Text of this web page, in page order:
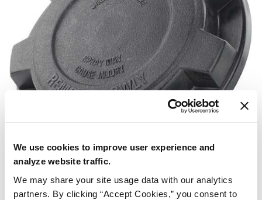
We use cookies to improve user experience and
analyze website traffic.
We may share your site usage data with our analytics
partners. By clicking “Accept Cookies,” you consent to